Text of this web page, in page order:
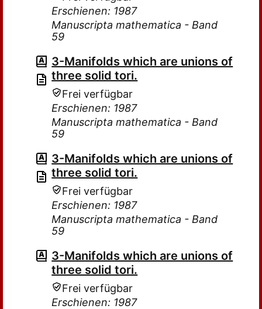
Erschienen: 1987
Manuscripta mathematica - Band
59
3-Manifolds which are unions of
three solid tori.
Frei verfügbar
Erschienen: 1987
Manuscripta mathematica - Band
59
3-Manifolds which are unions of
three solid tori.
Frei verfügbar
Erschienen: 1987
Manuscripta mathematica - Band
59
3-Manifolds which are unions of
three solid tori.
Frei verfügbar
Erschienen: 1987